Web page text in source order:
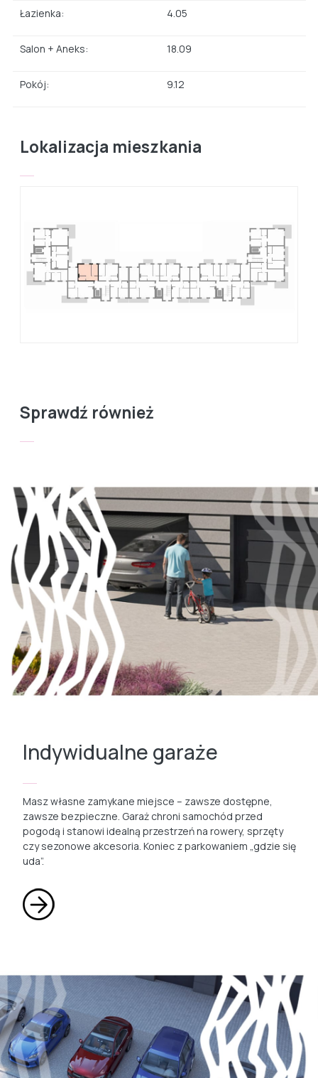
Łazienka: 4.05
Salon + Aneks: 18.09
Pokój: 9.12
Lokalizacja mieszkania
Sprawdź również
Indywidualne garaże
Masz własne zamykane miejsce – zawsze dostępne,
zawsze bezpieczne. Garaż chroni samochód przed
pogodą i stanowi idealną przestrzeń na rowery, sprzęty
czy sezonowe akcesoria. Koniec z parkowaniem „gdzie się
uda”.